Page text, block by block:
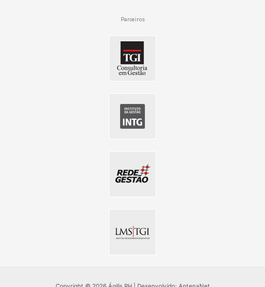
Parceiros